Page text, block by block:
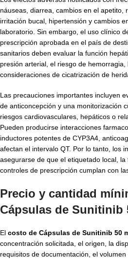
náuseas, diarrea, cambios en el apetito,
irritación bucal, hipertensión y cambios
laboratorio. Sin embargo, el uso clínico
prescripción aprobada en el país de
sanitarios deben evaluar la función
presión arterial, el riesgo de
consideraciones de cicatrización de
Las precauciones importantes incluyen
de anticoncepción y una monitorización
riesgos cardiovasculares, hepáticos o
Pueden producirse interacciones
inductores potentes de CYP3A4,
afectan el intervalo QT. Por lo tanto, los
asegurarse de que el etiquetado local,
controles de prescripción cumplan con
Precio y cantidad
Cápsulas de Sunitinib
El costo de Cápsulas de Sunitinib 50
concentración solicitada, el origen, la
requisitos de documentación, el